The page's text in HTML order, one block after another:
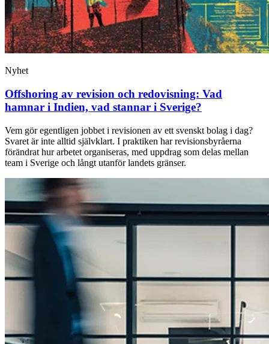
Nyhet
Offshoring av revision och redovisning: Vad
hamnar i Indien, vad stannar i Sverige?
Vem gör egentligen jobbet i revisionen av ett svenskt bolag i dag?
Svaret är inte alltid självklart. I praktiken har revisionsbyråerna
förändrat hur arbetet organiseras, med uppdrag som delas mellan
team i Sverige och långt utanför landets gränser.